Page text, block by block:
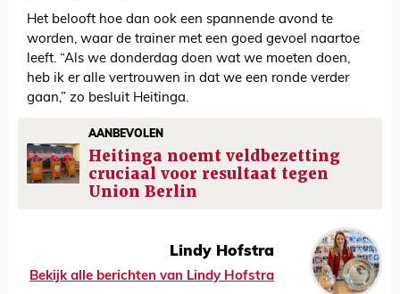
Het belooft hoe dan ook een spannende avond te
worden, waar de trainer met een goed gevoel naartoe
leeft. “Als we donderdag doen wat we moeten doen,
heb ik er alle vertrouwen in dat we een ronde verder
gaan,” zo besluit Heitinga.
AANBEVOLEN
Heitinga noemt veldbezetting
cruciaal voor resultaat tegen
Union Berlin
Lindy Hofstra
Bekijk alle berichten van Lindy Hofstra